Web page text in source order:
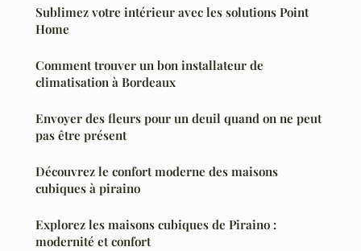
Sublimez votre intérieur avec les solutions Point
Home
Comment trouver un bon installateur de
climatisation à Bordeaux
Envoyer des fleurs pour un deuil quand on ne peut
pas être présent
Découvrez le confort moderne des maisons
cubiques à piraino
Explorez les maisons cubiques de Piraino :
modernité et confort